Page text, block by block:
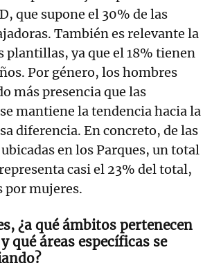
que supone el 30% de las
También es relevante la
plantillas, ya que el 18% tienen
Por género, los hombres
más presencia que las
mantiene la tendencia hacia la
diferencia. En concreto, de las
en los Parques, un total
casi el 23% del total,
por mujeres.
¿a qué ámbitos pertenecen
qué áreas específicas se